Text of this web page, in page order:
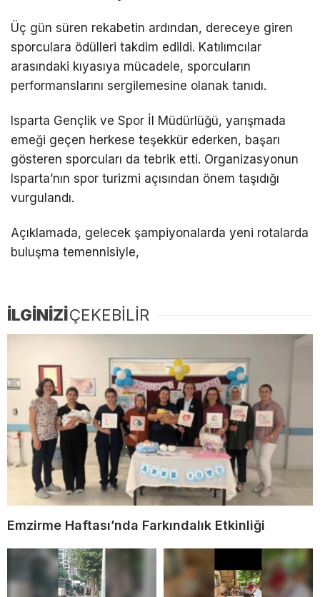
Üç gün süren rekabetin ardından, dereceye giren
sporculara ödülleri takdim edildi. Katılımcılar
arasındaki kıyasıya mücadele, sporcuların
performanslarını sergilemesine olanak tanıdı.
Isparta Gençlik ve Spor İl Müdürlüğü, yarışmada
emeği geçen herkese teşekkür ederken, başarı
gösteren sporcuları da tebrik etti. Organizasyonun
Isparta’nın spor turizmi açısından önem taşıdığı
vurgulandı.
Açıklamada, gelecek şampiyonalarda yeni rotalarda
buluşma temennisiyle,
İLGİNİZİÇEKEBİLİR
Emzirme Haftası’nda Farkındalık Etkinliği